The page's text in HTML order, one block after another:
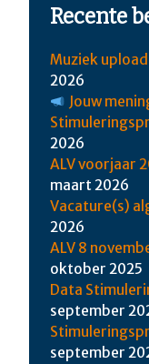
Recente
Muziek
2026
Jouw
2026
ALV voorjaar
maart 2026
Vacature(s)
2026
ALV 8
oktober 2025
Data
september
september